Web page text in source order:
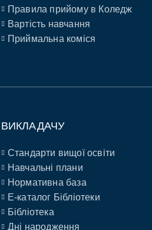
Правила прийому в Коледж
Вартість навчання
Приймальна коміся
ВИКЛАДАЧУ
Стандарти вищої освіти
Навчальні плани
Нормативна база
E-каталог Бібліотеки
Бібліотека
Дні народження